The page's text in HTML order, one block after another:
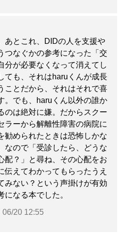
あとこれ、DIDの人を支援や
つなぐかの参考になった「交
分が必要なくなって消えてし
ても、それはharuくんが成長
ことだから、それはそれで喜
。でも、haruくん以外の誰か
のは絶対に嫌。だからスクー
ラーから解離性障害の病院に
勧められたときは恐怖しかな
なので「受診したら、どうな
配？」と尋ね、その心配をお
伝えてわかってもらったうえ
みない？という声掛けが有効
になる本でした。
06/20 12:55